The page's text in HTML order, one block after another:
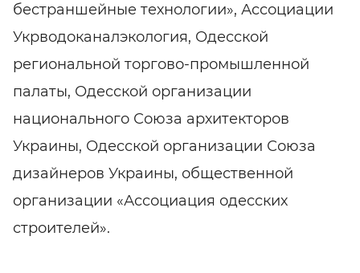
бестраншейные технологии», Ассоциации
Укрводоканалэкология, Одесской
региональной торгово-промышленной
палаты, Одесской организации
национального Союза архитекторов
Украины, Одесской организации Союза
дизайнеров Украины, общественной
организации «Ассоциация одесских
строителей».